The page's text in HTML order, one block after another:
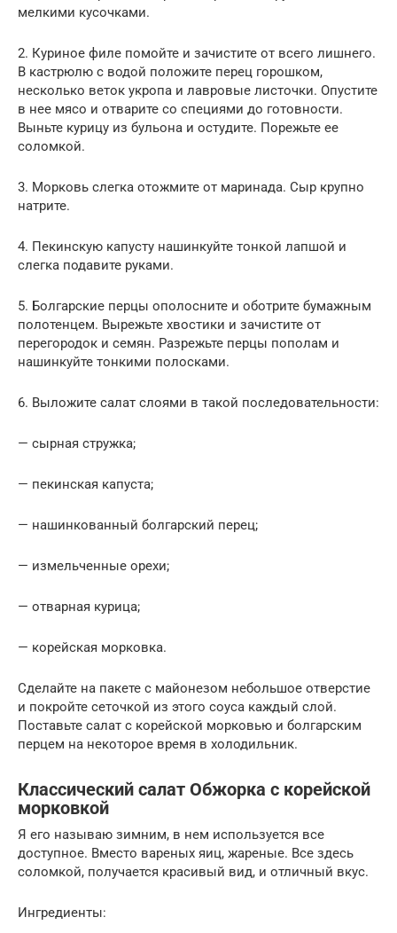
мелкими кусочками.
2. Куриное филе помойте и зачистите от всего лишнего.
В кастрюлю с водой положите перец горошком,
несколько веток укропа и лавровые листочки. Опустите
в нее мясо и отварите со специями до готовности.
Выньте курицу из бульона и остудите. Порежьте ее
соломкой.
3. Морковь слегка отожмите от маринада. Сыр крупно
натрите.
4. Пекинскую капусту нашинкуйте тонкой лапшой и
слегка подавите руками.
5. Болгарские перцы ополосните и оботрите бумажным
полотенцем. Вырежьте хвостики и зачистите от
перегородок и семян. Разрежьте перцы пополам и
нашинкуйте тонкими полосками.
6. Выложите салат слоями в такой последовательности:
— сырная стружка;
— пекинская капуста;
— нашинкованный болгарский перец;
— измельченные орехи;
— отварная курица;
— корейская морковка.
Сделайте на пакете с майонезом небольшое отверстие
и покройте сеточкой из этого соуса каждый слой.
Поставьте салат с корейской морковью и болгарским
перцем на некоторое время в холодильник.
Классический салат Обжорка с корейской
морковкой
Я его называю зимним, в нем используется все
доступное. Вместо вареных яиц, жареные. Все здесь
соломкой, получается красивый вид, и отличный вкус.
Ингредиенты: